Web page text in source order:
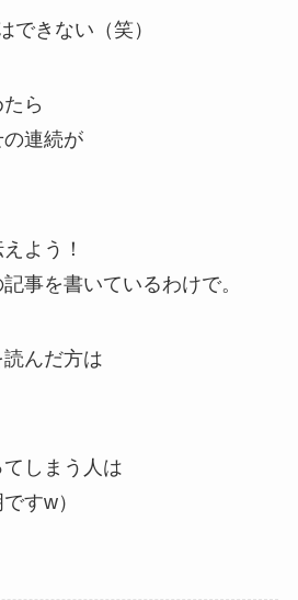
できない（笑）
ら
連続が
よう！
事を書いているわけで。
んだ方は
てしまう人は
すw）